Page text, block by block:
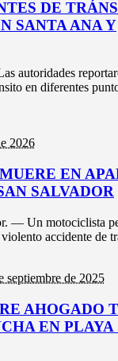
DE
SANTA ANA Y
autoridades
en diferentes
2026
EN
SALVADOR
— Un motociclista
accidente de
septiembre de 2025
AHOGADO
EN